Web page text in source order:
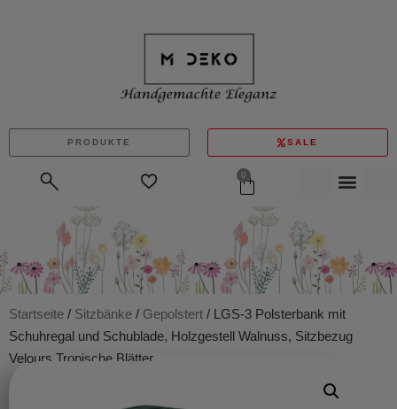
PRODUKTE SALE
0
Startseite / Sitzbänke / Gepolstert / LGS-3 Polsterbank mit
Schuhregal und Schublade, Holzgestell Walnuss, Sitzbezug
Velours Tropische Blätter